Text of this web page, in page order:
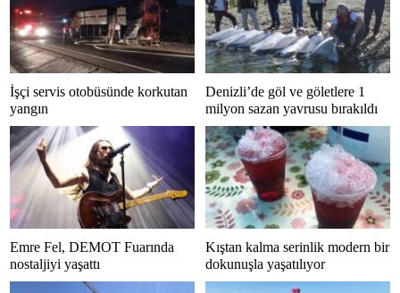
İşçi servis otobüsünde korkutan
yangın
Denizli’de göl ve göletlere 1
milyon sazan yavrusu bırakıldı
Emre Fel, DEMOT Fuarında
nostaljiyi yaşattı
Kıştan kalma serinlik modern bir
dokunuşla yaşatılıyor